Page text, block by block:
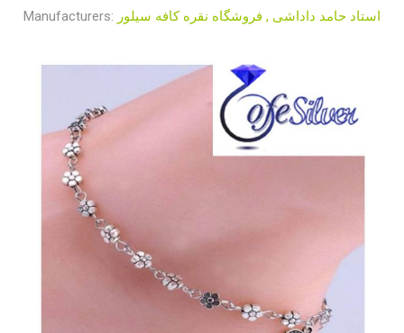
Manufacturers: استاد حامد داداشی , فروشگاه نقره کافه سیلور